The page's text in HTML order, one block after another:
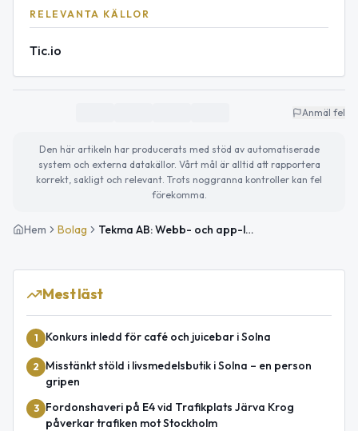
RELEVANTA KÄLLOR
Tic.io
Anmäl fel
Den här artikeln har producerats med stöd av automatiserade
system och externa datakällor. Vårt mål är alltid att rapportera
korrekt, sakligt och relevant. Trots noggranna kontroller kan fel
förekomma.
Hem Bolag Tekma AB: Webb- och app-lösningar i konkurs
Mest läst
1 Konkurs inledd för café och juicebar i Solna
2
Misstänkt stöld i livsmedelsbutik i Solna – en person
gripen
3
Fordonshaveri på E4 vid Trafikplats Järva Krog
påverkar trafiken mot Stockholm